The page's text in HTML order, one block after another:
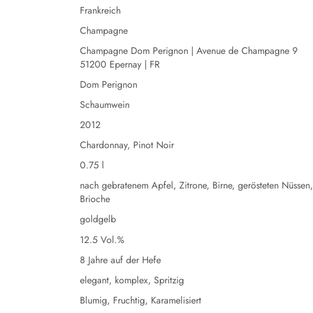
Frankreich
Champagne
Champagne Dom Perignon | Avenue de Champagne 9
51200 Epernay | FR
Dom Perignon
Schaumwein
2012
Chardonnay, Pinot Noir
0.75 l
nach gebratenem Apfel, Zitrone, Birne, gerösteten Nüssen,
Brioche
goldgelb
12.5 Vol.%
8 Jahre auf der Hefe
elegant, komplex, Spritzig
Blumig, Fruchtig, Karamelisiert